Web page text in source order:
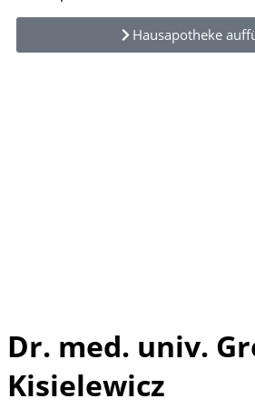
Hausapotheke
Dr. med. univ.
Kisielewicz